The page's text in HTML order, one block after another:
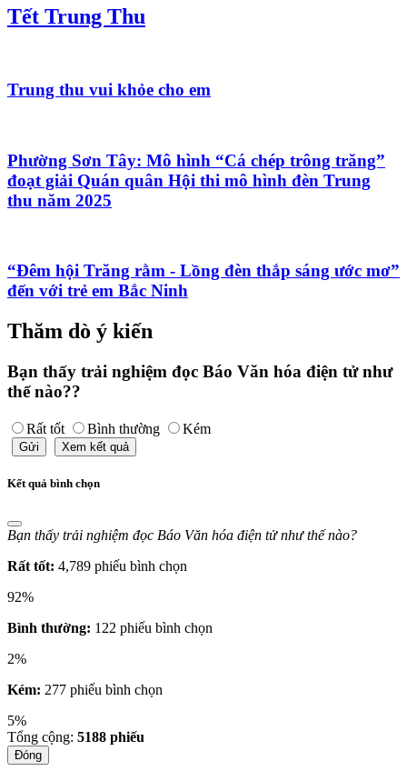
Tết Trung Thu
Trung thu vui khỏe cho em
Phường Sơn Tây: Mô hình “Cá chép trông trăng”
đoạt giải Quán quân Hội thi mô hình đèn Trung
thu năm 2025
“Đêm hội Trăng rằm - Lồng đèn thắp sáng ước mơ”
đến với trẻ em Bắc Ninh
Thăm dò ý kiến
Bạn thấy trải nghiệm đọc Báo Văn hóa điện tử như
thế nào??
Rất tốt Bình thường Kém
Gửi Xem kết quả
Kết quả bình chọn
Bạn thấy trải nghiệm đọc Báo Văn hóa điện tử như thế nào?
Rất tốt: 4,789 phiếu bình chọn
92%
Bình thường: 122 phiếu bình chọn
2%
Kém: 277 phiếu bình chọn
5%
Tổng cộng: 5188 phiếu
Đóng